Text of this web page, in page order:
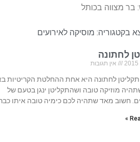
בר מצווה בכותל
בקטגוריה: מוסיקה לאירועים
לחתונה
אין תגובות
לחתונה היא אחת ההחלטת הקריטיות
מוזיקה טובה ושהתקליטן ינגן בטעם של
חשוב מאד שתהיה לכם כימיה טובה איתו